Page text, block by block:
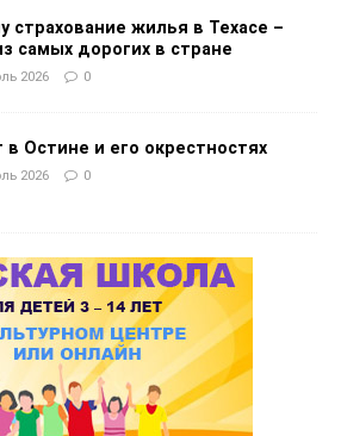
страхование жилья в Техасе –
самых дорогих в стране
2026 0
в Остине и его окрестностях
2026 0